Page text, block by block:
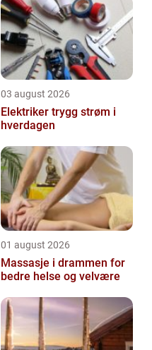
03 august 2026
Elektriker trygg strøm i
hverdagen
01 august 2026
Massasje i drammen for
bedre helse og velvære